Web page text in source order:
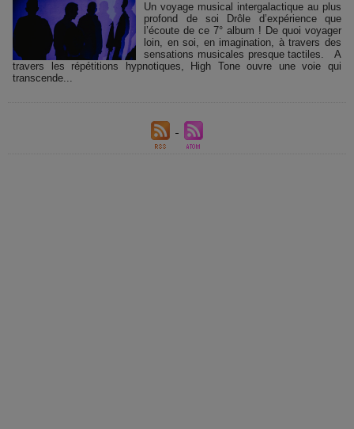
Un voyage musical intergalactique au plus
profond de soi Drôle d’expérience que
l’écoute de ce 7° album ! De quoi voyager
loin, en soi, en imagination, à travers des
sensations musicales presque tactiles. A
travers les répétitions hypnotiques, High Tone ouvre une voie qui
transcende...